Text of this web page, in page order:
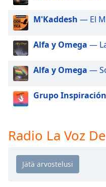
and
close
window.
Text
Color
Background
Color
M'Kaddesh — El
Alfa y Omega —
Alfa y Omega —
Grupo Inspiración
Radio La Voz